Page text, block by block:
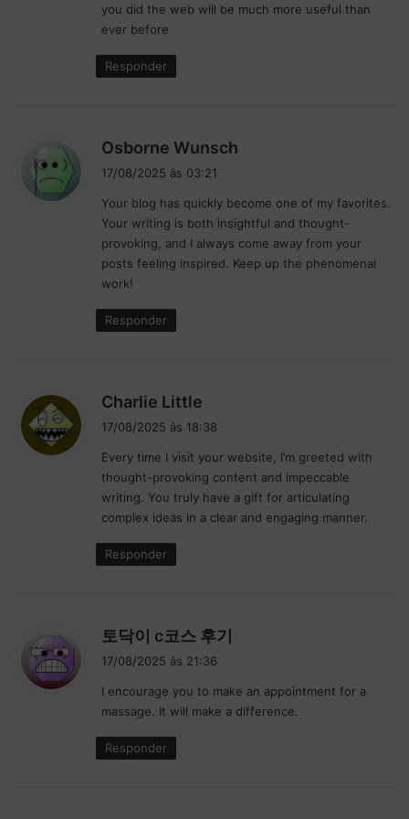
you did the web will be much more useful than
ever before
Responder
Osborne Wunsch
s
e
:
17/08/2025 às 03:21
Your blog has quickly become one of my favorites.
Your writing is both insightful and thought-
provoking, and I always come away from your
posts feeling inspired. Keep up the phenomenal
work!
Responder
Charlie Little
s
e
:
17/08/2025 às 18:38
Every time I visit your website, I’m greeted with
thought-provoking content and impeccable
writing. You truly have a gift for articulating
complex ideas in a clear and engaging manner.
Responder
토닥이 c코스 후기
s
e
17/08/2025 às 21:36
I encourage you to make an appointment for a
massage. It will make a difference.
Responder